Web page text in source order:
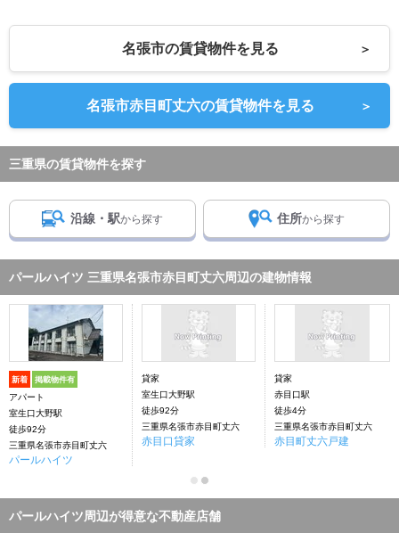
名張市の賃貸物件を見る ＞
名張市赤目町丈六の賃貸物件を見る ＞
三重県の賃貸物件を探す
沿線・駅から探す 住所から探す
パールハイツ 三重県名張市赤目町丈六周辺の建物情報
新着 掲載物件有
アパート
室生口大野駅
徒歩92分
三重県名張市赤目町丈六
パールハイツ
貸家
室生口大野駅
徒歩92分
三重県名張市赤目町丈六
赤目口貸家
貸家
赤目口駅
徒歩4分
三重県名張市赤目町丈六
赤目町丈六戸建
パールハイツ周辺が得意な不動産店舗